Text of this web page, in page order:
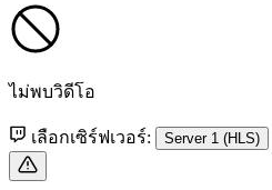
ไม่พบวิดีโอ
เลือกเซิร์ฟเวอร์: Server 1 (HLS)